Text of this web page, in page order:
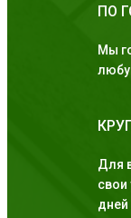
ПО
Мы
Для
свои